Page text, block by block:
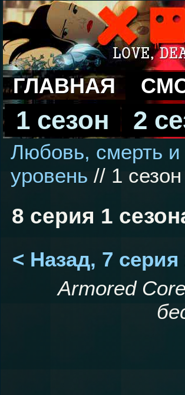
ГЛАВНАЯ
1 сезон 2
Любовь, смерть и
уровень // 1
8 серия 1
< Назад, 7 серия
Armored